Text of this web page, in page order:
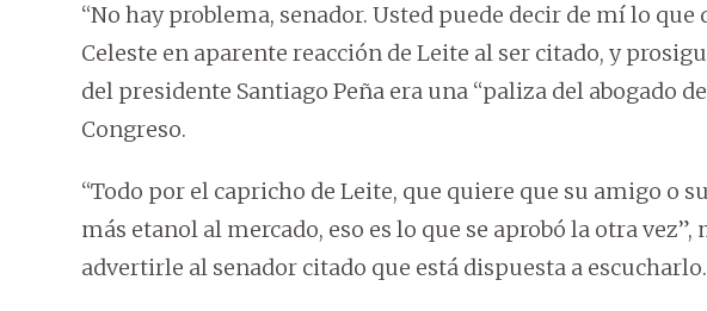
“No hay problema, senador. Usted puede decir de mí lo que
Celeste en aparente reacción de Leite al ser citado, y
del presidente Santiago Peña era una “paliza del abogado
Congreso.
“Todo por el capricho de Leite, que quiere que su amigo o
más etanol al mercado, eso es lo que se aprobó la otra
advertirle al senador citado que está dispuesta a escucharlo.